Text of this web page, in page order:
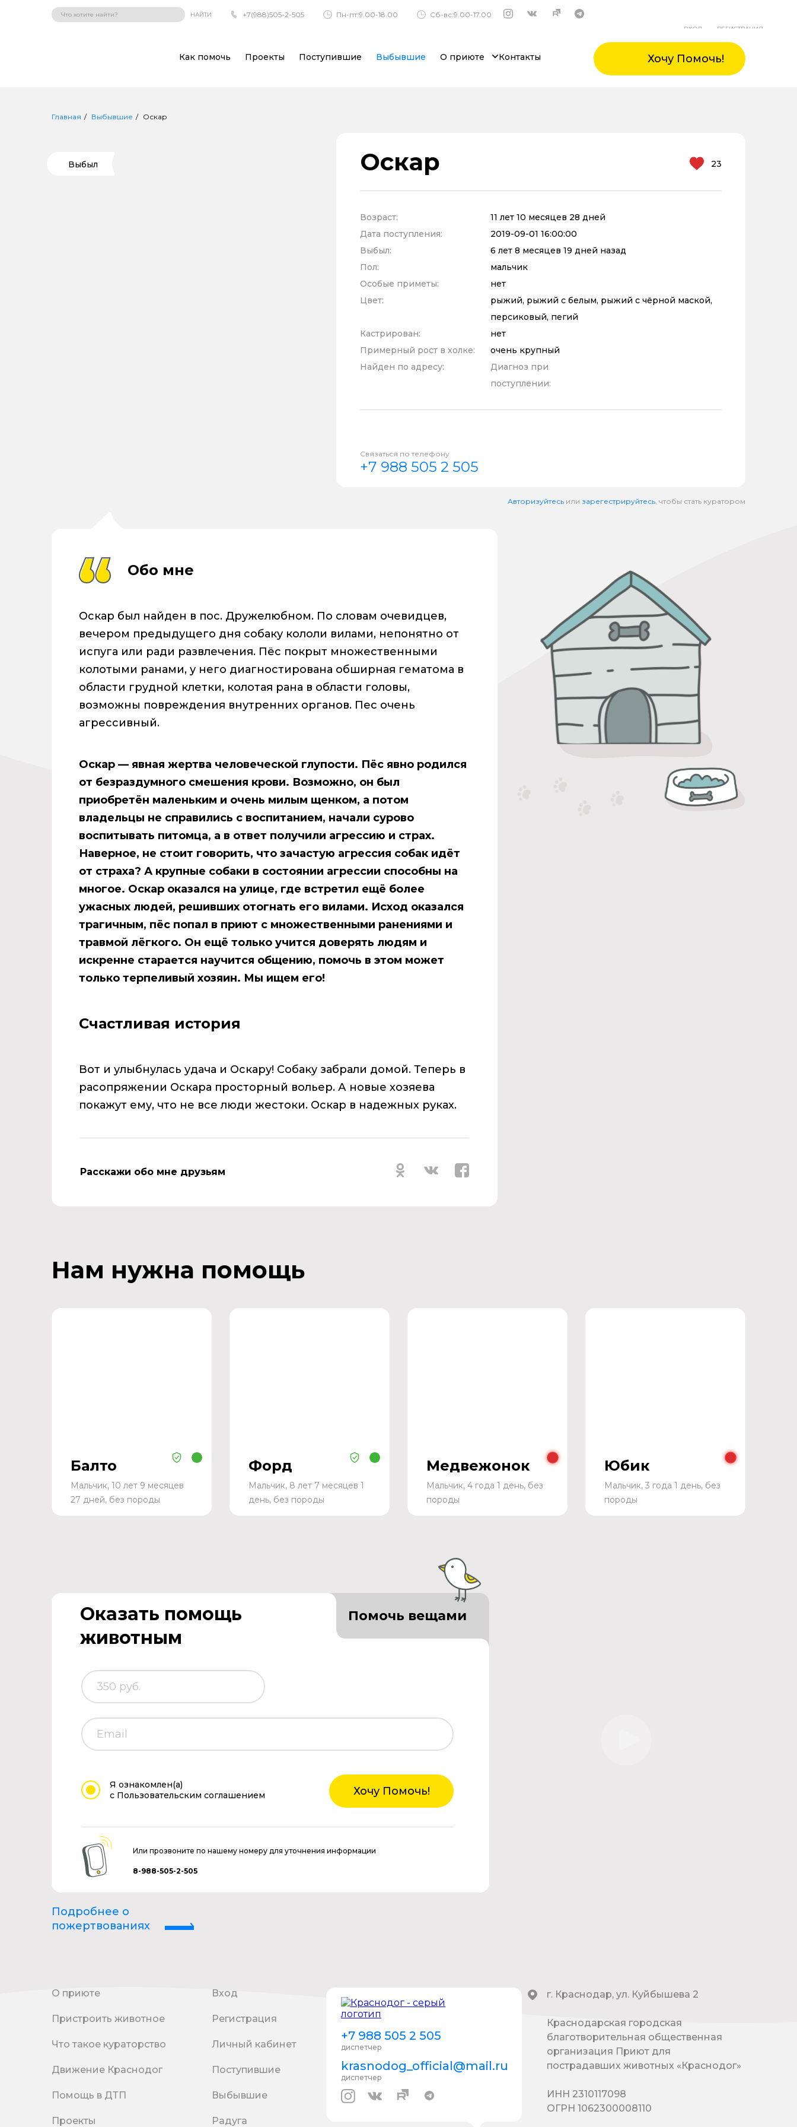
НАЙТИ +7(988)505-2-505 Пн-пт:9.00-18.00 Сб-вс:9.00-17.00
ВХОД РЕГИСТРАЦИЯ
Как помочь Проекты Поступившие Выбывшие О приюте Контакты Хочу Помочь!
Главная Выбывшие Оскар
Выбыл Оскар 23
Возраст:
11 лет 10 месяцев 28 дней
Дата поступления:
2019-09-01 16:00:00
Выбыл:
6 лет 8 месяцев 19 дней назад
Пол:
мальчик
Особые приметы:
нет
Цвет:
рыжий, рыжий с белым, рыжий с чёрной маской,
персиковый, пегий
Кастрирован:
нет
Примерный рост в холке:
очень крупный
Найден по адресу:
Диагноз при
поступлении:
Связаться по телефону
+7 988 505 2 505
Авторизуйтесь или зарегестрируйтесь, чтобы стать куратором
Обо мне
Оскар был найден в пос. Дружелюбном. По словам очевидцев,
вечером предыдущего дня собаку кололи вилами, непонятно от
испуга или ради развлечения. Пёс покрыт множественными
колотыми ранами, у него диагностирована обширная гематома в
области грудной клетки, колотая рана в области головы,
возможны повреждения внутренних органов. Пес очень
агрессивный.
Оскар — явная жертва человеческой глупости. Пёс явно родился
от безраздумного смешения крови. Возможно, он был
приобретён маленьким и очень милым щенком, а потом
владельцы не справились с воспитанием, начали сурово
воспитывать питомца, а в ответ получили агрессию и страх.
Наверное, не стоит говорить, что зачастую агрессия собак идёт
от страха? А крупные собаки в состоянии агрессии способны на
многое. Оскар оказался на улице, где встретил ещё более
ужасных людей, решивших отогнать его вилами. Исход оказался
трагичным, пёс попал в приют с множественными ранениями и
травмой лёгкого. Он ещё только учится доверять людям и
искренне старается научится общению, помочь в этом может
только терпеливый хозяин. Мы ищем его!
Счастливая история
Вот и улыбнулась удача и Оскару! Собаку забрали домой. Теперь в
расопряжении Оскара просторный вольер. А новые хозяева
покажут ему, что не все люди жестоки. Оскар в надежных руках.
Расскажи обо мне друзьям
Нам нужна помощь
Балто
Мальчик, 10 лет 9 месяцев
27 дней, без породы
Форд
Мальчик, 8 лет 7 месяцев 1
день, без породы
Медвежонок
Мальчик, 4 года 1 день, без
породы
Юбик
Мальчик, 3 года 1 день, без
породы
Оказать помощь
животным
Помочь вещами
Я ознакомлен(а)
с Пользовательским соглашением
Хочу Помочь!
Или прозвоните по нашему номеру для уточнения информации
8-988-505-2-505
Подробнее о
пожертвованиях
О приюте
Пристроить животное
Что такое кураторство
Движение Краснодог
Помощь в ДТП
Проекты
Вход
Регистрация
Личный кабинет
Поступившие
Выбывшие
Радуга
+7 988 505 2 505
диспетчер
krasnodog_official@mail.ru
диспетчер
г. Краснодар, ул. Куйбышева 2
Краснодарская городская
благотворительная общественная
организация Приют для
пострадавших животных «Краснодог»
ИНН 2310117098
ОГРН 1062300008110